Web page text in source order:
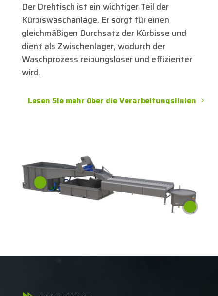
Der Drehtisch ist ein wichtiger Teil der
Kürbiswaschanlage. Er sorgt für einen
gleichmäßigen Durchsatz der Kürbisse und
dient als Zwischenlager, wodurch der
Waschprozess reibungsloser und effizienter
wird.
Lesen Sie mehr über die Verarbeitungslinien